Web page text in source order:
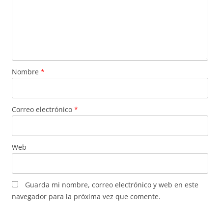
Nombre *
Correo electrónico *
Web
Guarda mi nombre, correo electrónico y web en este
navegador para la próxima vez que comente.